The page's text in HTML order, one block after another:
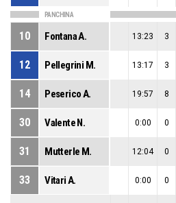
PANCHINA
10 Fontana A. 13:23 3
12 Pellegrini M. 13:17 3
14 Peserico A. 19:57 8
30 Valente N. 0:00 0
31 Mutterle M. 12:04 0
33 Vitari A. 0:00 0